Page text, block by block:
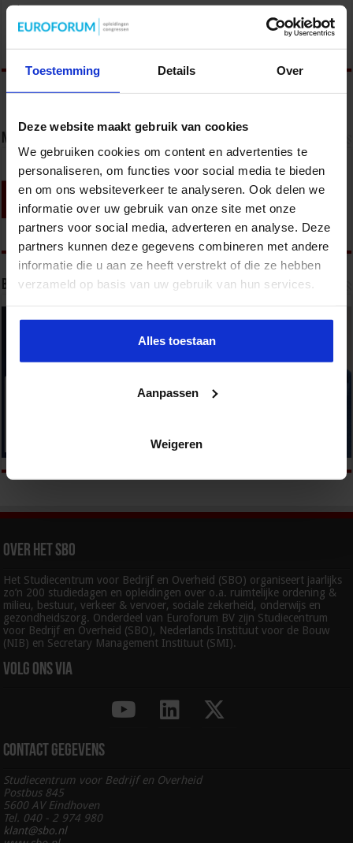
Toestemming Details Over
Deze website maakt gebruik van cookies
We gebruiken cookies om content en advertenties te
personaliseren, om functies voor social media te bieden
en om ons websiteverkeer te analyseren. Ook delen we
informatie over uw gebruik van onze site met onze
partners voor social media, adverteren en analyse. Deze
partners kunnen deze gegevens combineren met andere
informatie die u aan ze heeft verstrekt of die ze hebben
verzameld op basis van uw gebruik van hun services.
Alles toestaan
Aanpassen
Weigeren
het …
Nieuwsbrief
Bekijk onze opleidingen
Over het SBO
Het Studiecentrum voor Bedrijf en Overheid (SBO) organiseert jaarlijks
zo’n 200 studiedagen en opleidingen over o.a. ruimtelijke ordening &
milieu, bestuur, verkeer & vervoer, sociale zekerheid, onderwijs en
gezondheidszorg. Onderdeel van Euroforum BV zijn Studiecentrum
voor Bedrijf en Overheid (SBO), Nederlands Instituut voor de Bouw
(NIB) en Secretary Management Instituut (SMI).
Volg ons via
Contact gegevens
Studiecentrum voor Bedrijf en Overheid
Postbus 845
5600 AV Eindhoven
Tel. 040 - 2 974 980
klant@sbo.nl